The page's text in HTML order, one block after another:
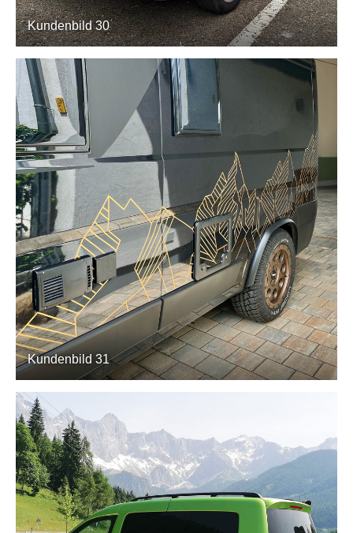
Kundenbild 30
Kundenbild 31